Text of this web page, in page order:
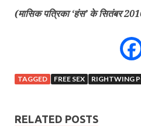
(मासिक पत्रिका ‘हंस’ के सितंबर
TAGGED FREE SEX RIGHTWING
RELATED POSTS